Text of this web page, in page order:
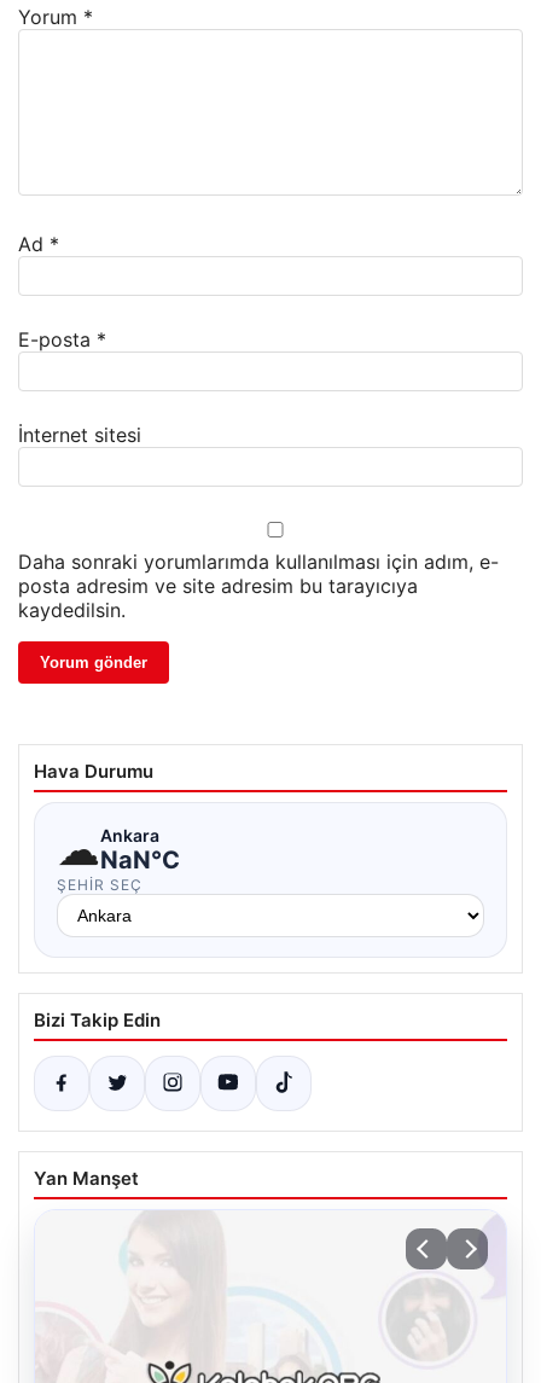
Yorum *
Ad *
E-posta *
İnternet sitesi
Daha sonraki yorumlarımda kullanılması için adım, e-
posta adresim ve site adresim bu tarayıcıya
kaydedilsin.
Hava Durumu
☁Ankara
NaN°C
ŞEHIR SEÇ
Bizi Takip Edin
Yan Manşet